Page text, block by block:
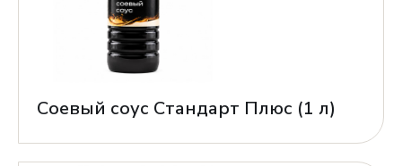
Соевый соус Стандарт Плюс (1 л)